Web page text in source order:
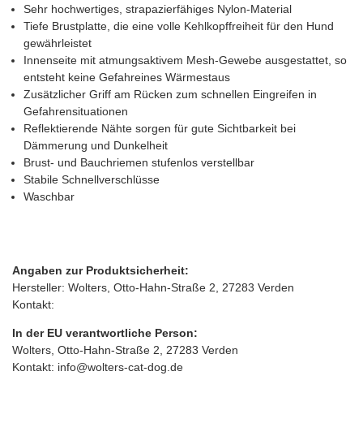
Sehr hochwertiges, strapazierfähiges Nylon-Material
Tiefe Brustplatte, die eine volle Kehlkopffreiheit für den Hund
gewährleistet
Innenseite mit atmungsaktivem Mesh-Gewebe ausgestattet, so
entsteht keine Gefahreines Wärmestaus
Zusätzlicher Griff am Rücken zum schnellen Eingreifen in
Gefahrensituationen
Reflektierende Nähte sorgen für gute Sichtbarkeit bei
Dämmerung und Dunkelheit
Brust- und Bauchriemen stufenlos verstellbar
Stabile Schnellverschlüsse
Waschbar
Angaben zur Produktsicherheit:
Hersteller: Wolters, Otto‑Hahn‑Straße 2, 27283 Verden
Kontakt:
In der EU verantwortliche Person:
Wolters, Otto‑Hahn‑Straße 2, 27283 Verden
Kontakt: info@wolters-cat-dog.de